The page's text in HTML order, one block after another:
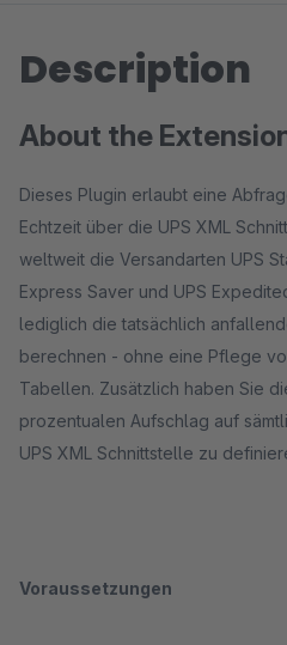
Description
About the
Dieses Plugin erlaubt eine
Echtzeit über die UPS XML
weltweit die Versandarten UPS
Express Saver und UPS
lediglich die tatsächlich
berechnen - ohne eine Pflege
Tabellen. Zusätzlich haben Sie
prozentualen Aufschlag auf
UPS XML Schnittstelle zu
Voraussetzungen